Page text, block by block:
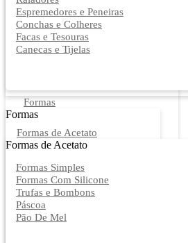
Espremedores e Peneiras
Conchas e Colheres
Facas e Tesouras
Canecas e Tijelas
Formas
Formas
Formas de Acetato
Formas de Acetato
Formas Simples
Formas Com Silicone
Trufas e Bombons
Páscoa
Pão De Mel